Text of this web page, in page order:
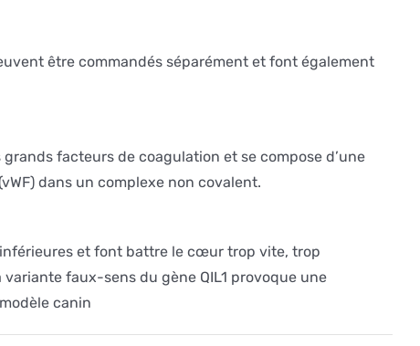
être commandés séparément et font également
facteurs de coagulation et se compose d’une
dans un complexe non covalent.
et font battre le cœur trop vite, trop
faux-sens du gène QIL1 provoque une
canin